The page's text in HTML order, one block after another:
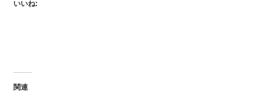
いいね:
関連